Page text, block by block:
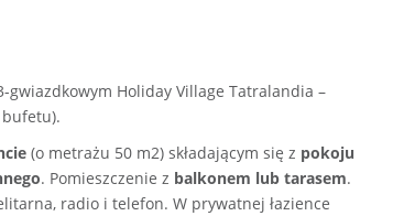
gwiazdkowym Holiday Village Tatralandia –
(o metrażu 50 m2) składającym się z pokoju
. Pomieszczenie z balkonem lub tarasem.
radio i telefon. W prywatnej łazience